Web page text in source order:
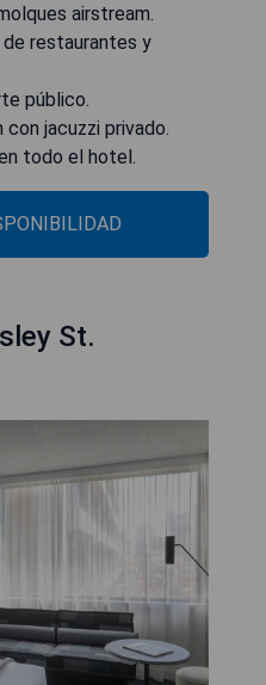
airstream.
restaurantes y
público.
jacuzzi privado.
todo el hotel.
St.